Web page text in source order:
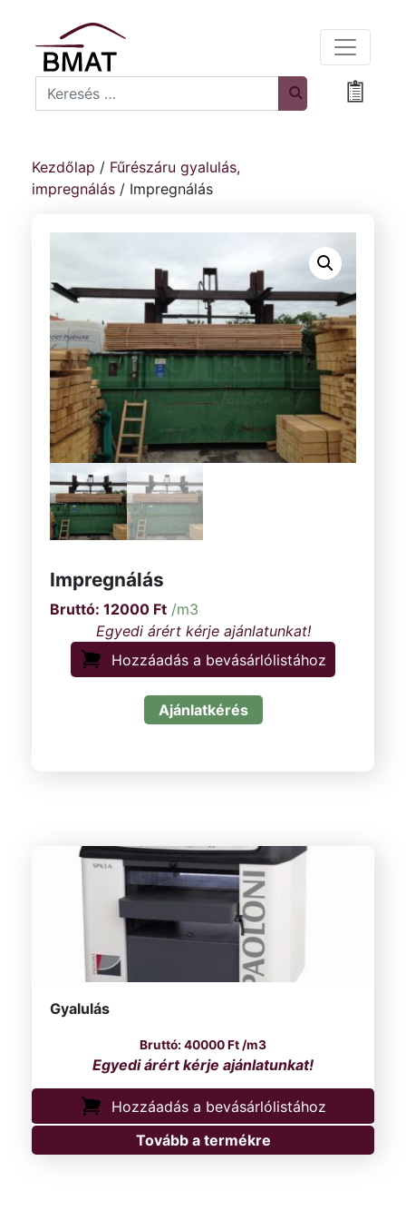
Search
Kezdőlap / Fűrészáru gyalulás,
impregnálás / Impregnálás
Impregnálás
12000 Ft /m3
Hozzáadás a bevásárlólistához
Ajánlatkérés
Gyalulás
40000Ft /m3
Hozzáadás a bevásárlólistához
Tovább a termékre